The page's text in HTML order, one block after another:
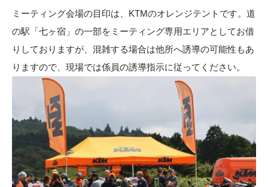
ミーティング会場の目印は、KTMのオレンジテントです。道
の駅「七ヶ宿」の一部をミーティング専用エリアとしてお借
りしておりますが、混雑する場合は他所へ誘導の可能性もあ
りますので、現場では係員の誘導指示に従ってください。